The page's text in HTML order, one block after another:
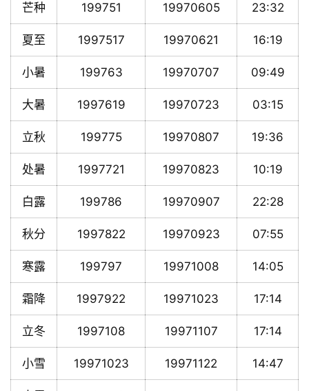
芒种 199751 19970605 23:32
夏至 1997517 19970621 16:19
小暑 199763 19970707 09:49
大暑 1997619 19970723 03:15
立秋 199775 19970807 19:36
处暑 1997721 19970823 10:19
白露 199786 19970907 22:28
秋分 1997822 19970923 07:55
寒露 199797 19971008 14:05
霜降 1997922 19971023 17:14
立冬 1997108 19971107 17:14
小雪 19971023 19971122 14:47